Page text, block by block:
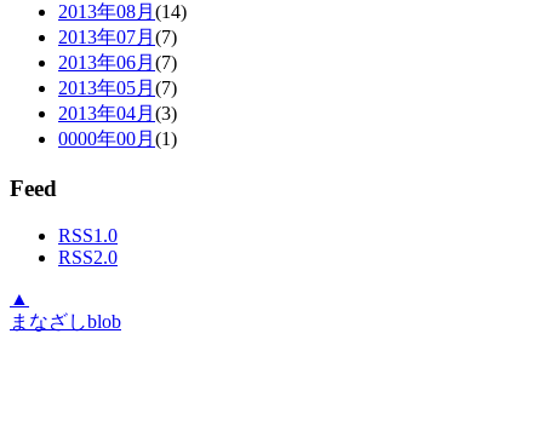
2013年08月 (14)
2013年07月 (7)
2013年06月 (7)
2013年05月 (7)
2013年04月 (3)
0000年00月 (1)
Feed
RSS1.0
RSS2.0
▲
まなざしblob